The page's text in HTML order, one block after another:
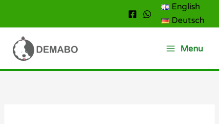
English
Deutsch
Menu